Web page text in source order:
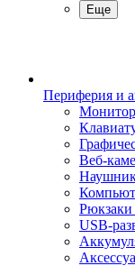
Еще
Периферия и
Веб-
Рюкзаки
USB-